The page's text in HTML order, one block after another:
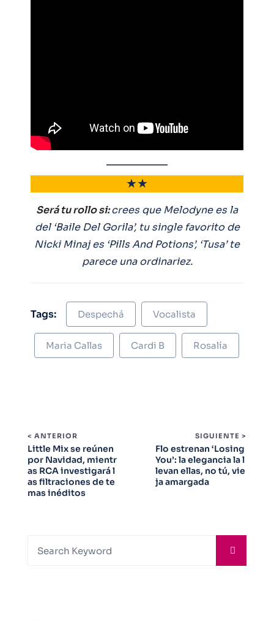
★★
Será tu rollo si:crees que Melodyne es la
del ‘Baile Del Gorila’, tu single favorito de
Nicki Minaj es ‘Pills And Potions’, ‘Tusa’ te
parece una ordinariez.
Tags: Despechá Vocalista
Maria Callas Cardi B Rosalía
< ANTERIOR
Little Mix se reúnen
por Navidad, mientr
as RCA investigará l
as filtraciones de te
mas inéditos
SIGUIENTE >
Flo estrenan ‘Losing
You’: la elegancia la l
levan ellas, no tú, vie
ja amargada